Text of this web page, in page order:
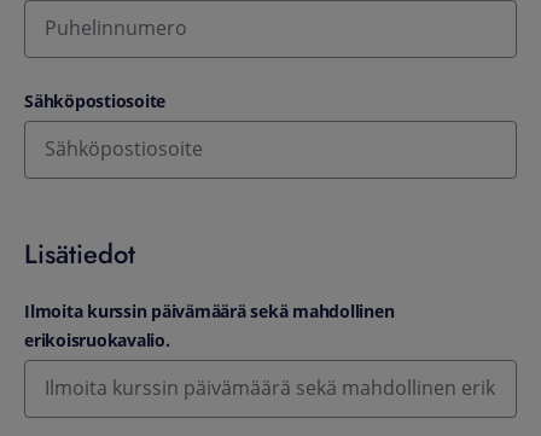
Sähköpostiosoite
Lisätiedot
Ilmoita kurssin päivämäärä sekä mahdollinen
erikoisruokavalio.